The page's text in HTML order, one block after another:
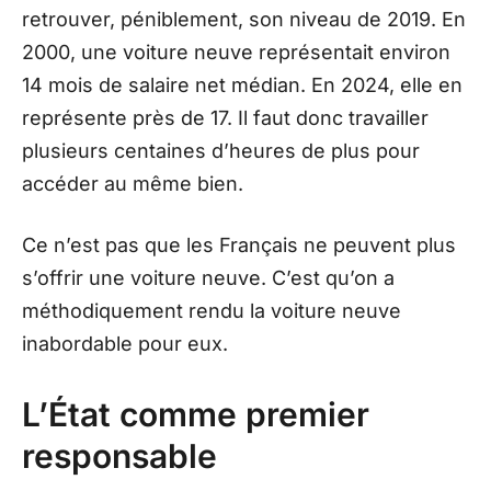
retrouver, péniblement, son niveau de 2019. En
2000, une voiture neuve représentait environ
14 mois de salaire net médian. En 2024, elle en
représente près de 17. Il faut donc travailler
plusieurs centaines d’heures de plus pour
accéder au même bien.
Ce n’est pas que les Français ne peuvent plus
s’offrir une voiture neuve. C’est qu’on a
méthodiquement rendu la voiture neuve
inabordable pour eux.
L’État comme premier
responsable